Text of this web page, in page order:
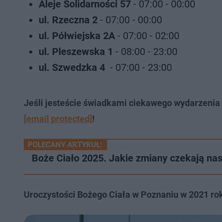
Aleje Solidarności 57 - 07:00 - 00:00
ul. Rzeczna 2 - 07:00 - 00:00
ul. Półwiejska 2A - 07:00 - 02:00
ul. Pleszewska 1 - 08:00 - 23:00
ul. Szwedzka 4 - 07:00 - 23:00
Jeśli jesteście świadkami ciekawego
[email protected] !
POLECANY ARTYKUŁ:
Boże Ciało 2025. Jakie zmiany czekają
Uroczystości Bożego Ciała w Poznaniu w 2021